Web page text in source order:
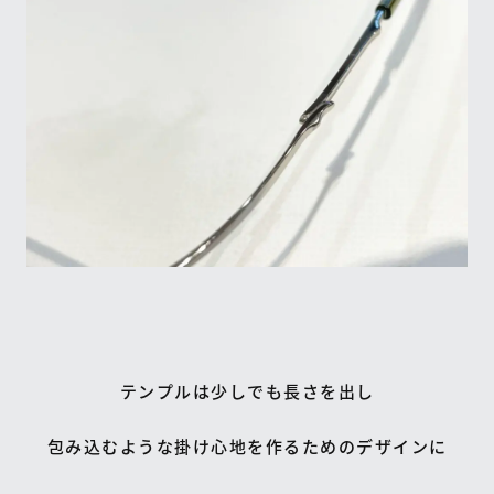
テンプルは少しでも長さを出し
包み込むような掛け心地を作るためのデザインに